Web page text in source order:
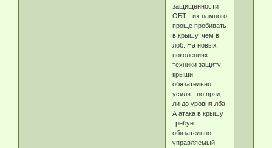
защищенности
ОБТ - их намного
проще пробивать
в крышу, чем в
лоб. На новых
поколениях
техники защиту
крыши
обязательно
усилят, но вряд
ли до уровня лба.
А атака в крышу
требует
обязательно
управляемый